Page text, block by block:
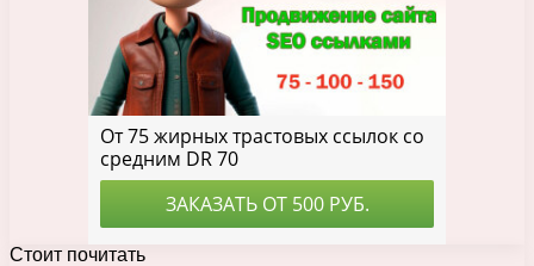
Стоит почитать